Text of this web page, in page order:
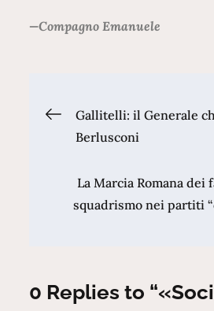
—Compagno Emanuele
Gallitelli: il Generale
Berlusconi
La Marcia Romana dei
squadrismo nei partiti
0 Replies to